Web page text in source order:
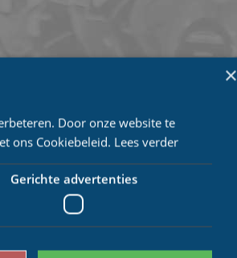
×
Door onze website te
ons Cookiebeleid. Lees verder
Gerichte advertenties